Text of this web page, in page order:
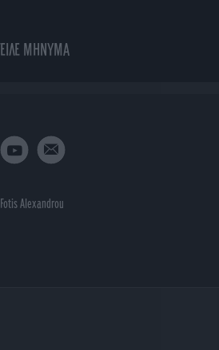
ΜΗΝΥΜΑ
Fotis Alexandrou